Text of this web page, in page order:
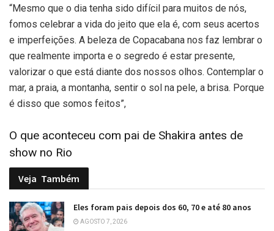
“Mesmo que o dia tenha sido difícil para muitos de nós,
fomos celebrar a vida do jeito que ela é, com seus acertos
e imperfeições. A beleza de Copacabana nos faz lembrar o
que realmente importa e o segredo é estar presente,
valorizar o que está diante dos nossos olhos. Contemplar o
mar, a praia, a montanha, sentir o sol na pele, a brisa. Porque
é disso que somos feitos”,
O que aconteceu com pai de Shakira antes de
show no Rio
Veja Também
Eles foram pais depois dos 60, 70 e até 80 anos
AGOSTO 7, 2026